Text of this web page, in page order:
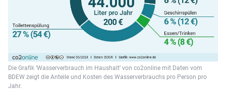
Die Grafik ‘Wasserverbrauch im Haushalt’ von co2online mit Daten vom
BDEW zeigt die Anteile und Kosten des Wasserverbrauchs pro Person pro
Jahr.